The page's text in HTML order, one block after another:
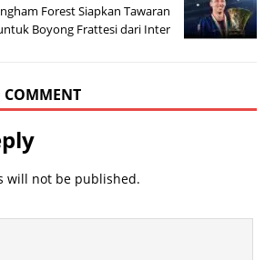
Forest Siapkan Tawaran
Boyong Frattesi dari Inter
COMMENT
will not be published.